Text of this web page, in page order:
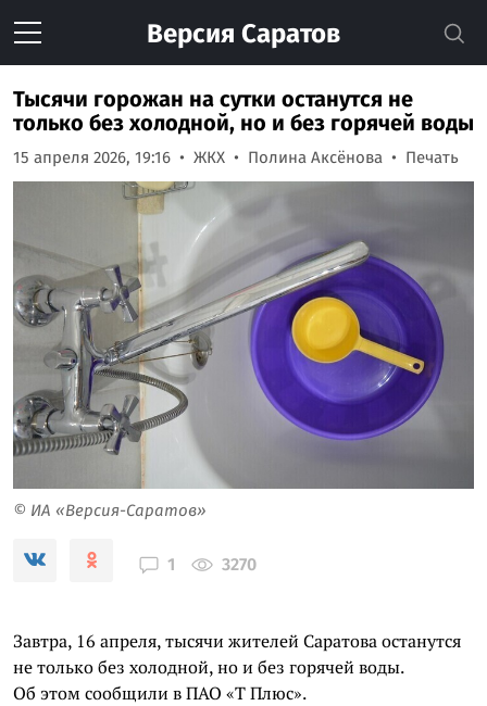
Версия Саратов
Тысячи горожан на сутки останутся не
только без холодной, но и без горячей воды
15 апреля 2026, 19:16 ЖКХ Полина Аксёнова Печать
© ИА «Версия-Саратов»
1 3270
Завтра, 16 апреля, тысячи жителей Саратова останутся
не только без холодной, но и без горячей воды.
Об этом сообщили в ПАО «Т Плюс».